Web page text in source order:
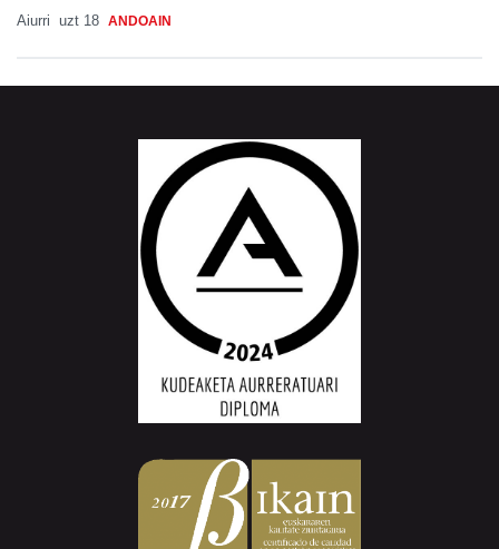
Aiurri uzt 18 ANDOAIN